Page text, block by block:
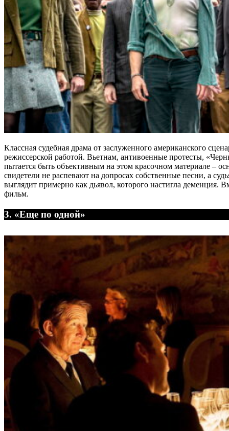
Классная судебная драма от заслуженного американского
режиссерской работой. Вьетнам, антивоенные протесты,
пытается быть объективным на этом красочном материале –
свидетели не распевают на допросах собственные песни, а
выглядит примерно как дьявол, которого настигла
фильм.
3. «Еще по одной»